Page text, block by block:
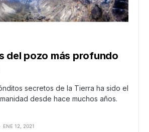
del pozo más profundo
secretos de la Tierra ha sido el
desde hace muchos años.
ENE 12, 2021